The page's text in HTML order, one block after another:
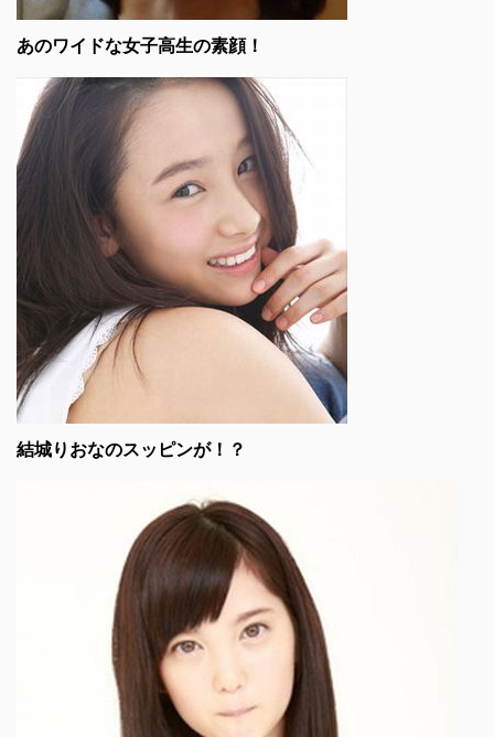
あのワイドな女子高生の素顔！
結城りおなのスッピンが！？